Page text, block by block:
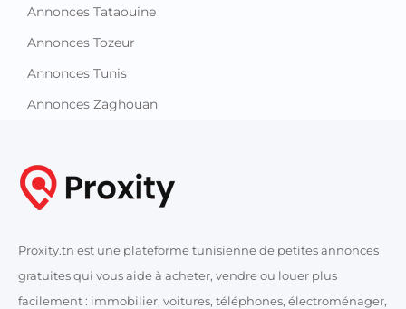
Annonces Tataouine
Annonces Tozeur
Annonces Tunis
Annonces Zaghouan
Proxity.tn est une plateforme tunisienne de petites annonces
gratuites qui vous aide à acheter, vendre ou louer plus
facilement : immobilier, voitures, téléphones, électroménager,